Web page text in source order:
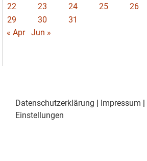
22
23 24 25 26
29
30
31
« Apr
Jun »
Datenschutzerklärung Impressum
Einstellungen